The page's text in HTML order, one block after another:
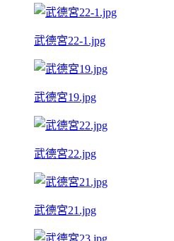
武德宮22-1.jpg
武德宮19.jpg
武德宮22.jpg
武德宮21.jpg